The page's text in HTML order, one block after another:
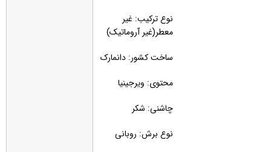
نوع ترکیب: غیر
معطر(غیر آروماتیک)
ساخت کشور: دانمارک
محتوی: ویرجینیا
چاشنی: شکر
نوع برش: روبانی